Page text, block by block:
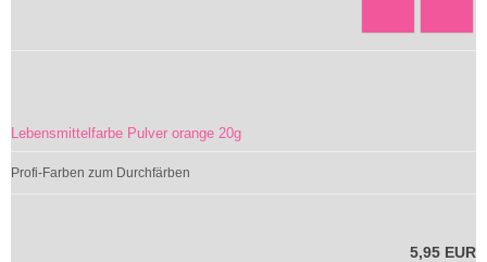
Lebensmittelfarbe Pulver orange 20g
Profi-Farben zum Durchfärben
5,95 EUR